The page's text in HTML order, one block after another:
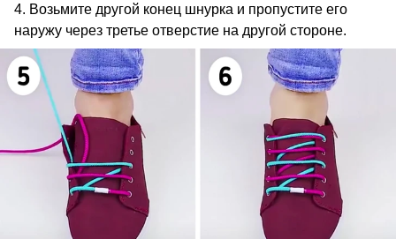
4. Возьмите другой конец шнурка и пропустите его
наружу через третье отверстие на другой стороне.